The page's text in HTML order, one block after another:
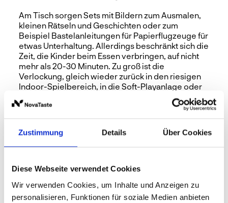
Zustimmung Details Über Cookies
Diese Webseite verwendet Cookies
Wir verwenden Cookies, um Inhalte und Anzeigen zu
personalisieren, Funktionen für soziale Medien anbieten
Am Tisch sorgen Sets mit Bildern zum Ausmalen,
kleinen Rätseln und Geschichten oder zum
Beispiel Bastelanleitungen für Papierflugzeuge für
etwas Unterhaltung. Allerdings beschränkt sich die
Zeit, die Kinder beim Essen verbringen, auf nicht
mehr als 20-30 Minuten. Zu groß ist die
Verlockung, gleich wieder zurück in den riesigen
Indoor-Spielbereich, in die Soft-Playanlage oder
zum Abenteuerspielplatz des Hotels zu sausen.
Gemeinsam macht auch essen mehr Spaß.